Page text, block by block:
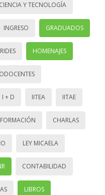
CIENCIA Y TECNOLOGÍA
INGRESO GRADUADOS
HOMENAJES
I + D IITEA IITAE
FORMACIÓN CHARLAS
LEY MICAELA
CONTABILIDAD
LIBROS